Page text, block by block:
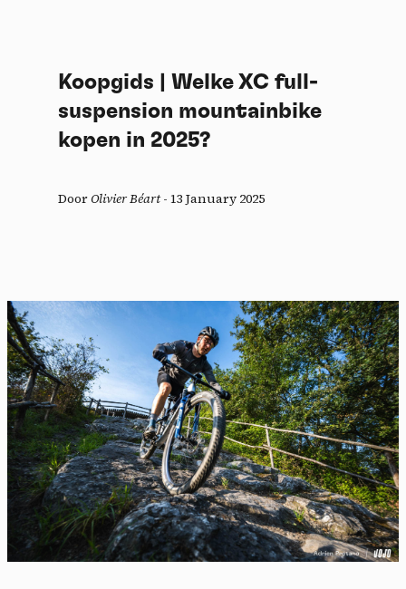
Koopgids | Welke XC full-
suspension mountainbike
kopen in 2025?
DoorOlivier Béart- 13 January 2025